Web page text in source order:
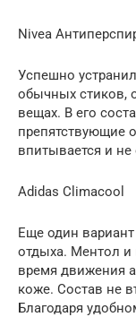
Nivea
Успешно
обычных стиков,
вещах. В его
препятствующие
впитывается и не
Adidas Climacool
Еще один
отдыха. Ментол и
время движения
коже. Состав не
Благодаря